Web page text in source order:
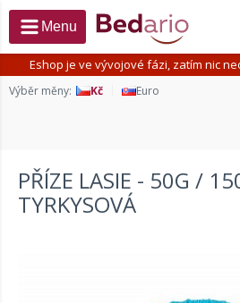
Eshop je ve vývojové fázi, zatím nic
Výběr měny: Kč Euro
Menu
PŘÍZE LASIE - 50G /
TYRKYSOVÁ